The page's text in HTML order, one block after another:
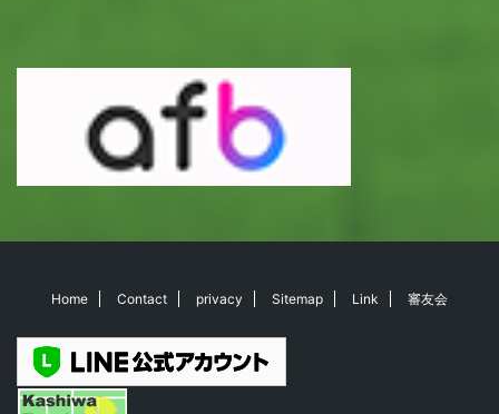
Home Contact privacy Sitemap Link 審友会